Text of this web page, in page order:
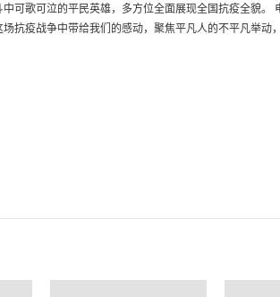
可歌可泣的平民英雄，多方位全面展现全国抗疫全貌。
抗疫战争中带给我们的感动，聚焦平凡人的不平凡举动